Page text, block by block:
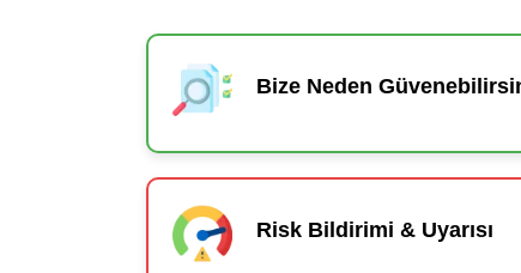
Bize Neden
Risk Bildirimi & Uyarısı